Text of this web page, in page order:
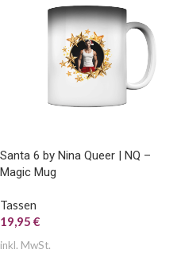
Santa 6 by Nina Queer | NQ –
Magic Mug
Tassen
19,95 €
inkl. MwSt.